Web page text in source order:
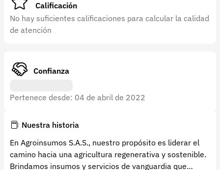
Calificación
No hay suficientes calificaciones para calcular la calidad
de atención
Confianza
Pertenece desde: 04 de abril de 2022
Nuestra historia
En Agroinsumos S.A.S., nuestro propósito es liderar el
camino hacia una agricultura regenerativa y sostenible.
Brindamos insumos y servicios de vanguardia que
Soporte
+57 323 2931928
© 2026 Croper.com Todos los derechos reservados
Síguenos